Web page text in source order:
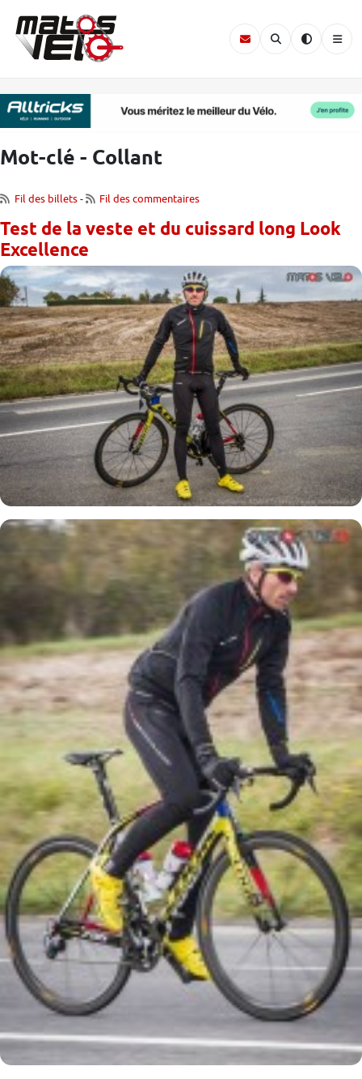
Mot-clé - Collant
Fil des billets- Fil des commentaires
Test de la veste et du cuissard long Look
Excellence